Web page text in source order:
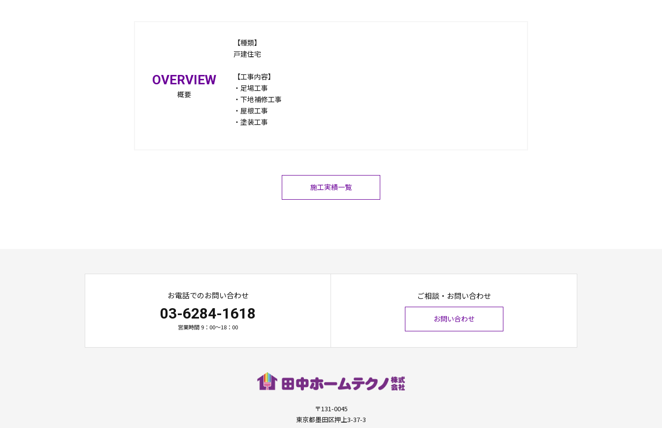
OVERVIEW
概要
【種類】
戸建住宅
【工事内容】
・足場工事
・下地補修工事
・屋根工事
・塗装工事
施工実績一覧
お電話でのお問い合わせ
03-6284-1618
営業時間 9：00～18：00
ご相談・お問い合わせ
お問い合わせ
〒131-0045
東京都墨田区押上3-37-3